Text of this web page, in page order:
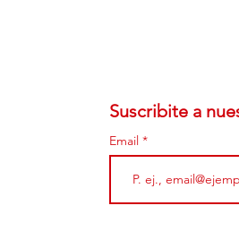
Suscribite a
Email